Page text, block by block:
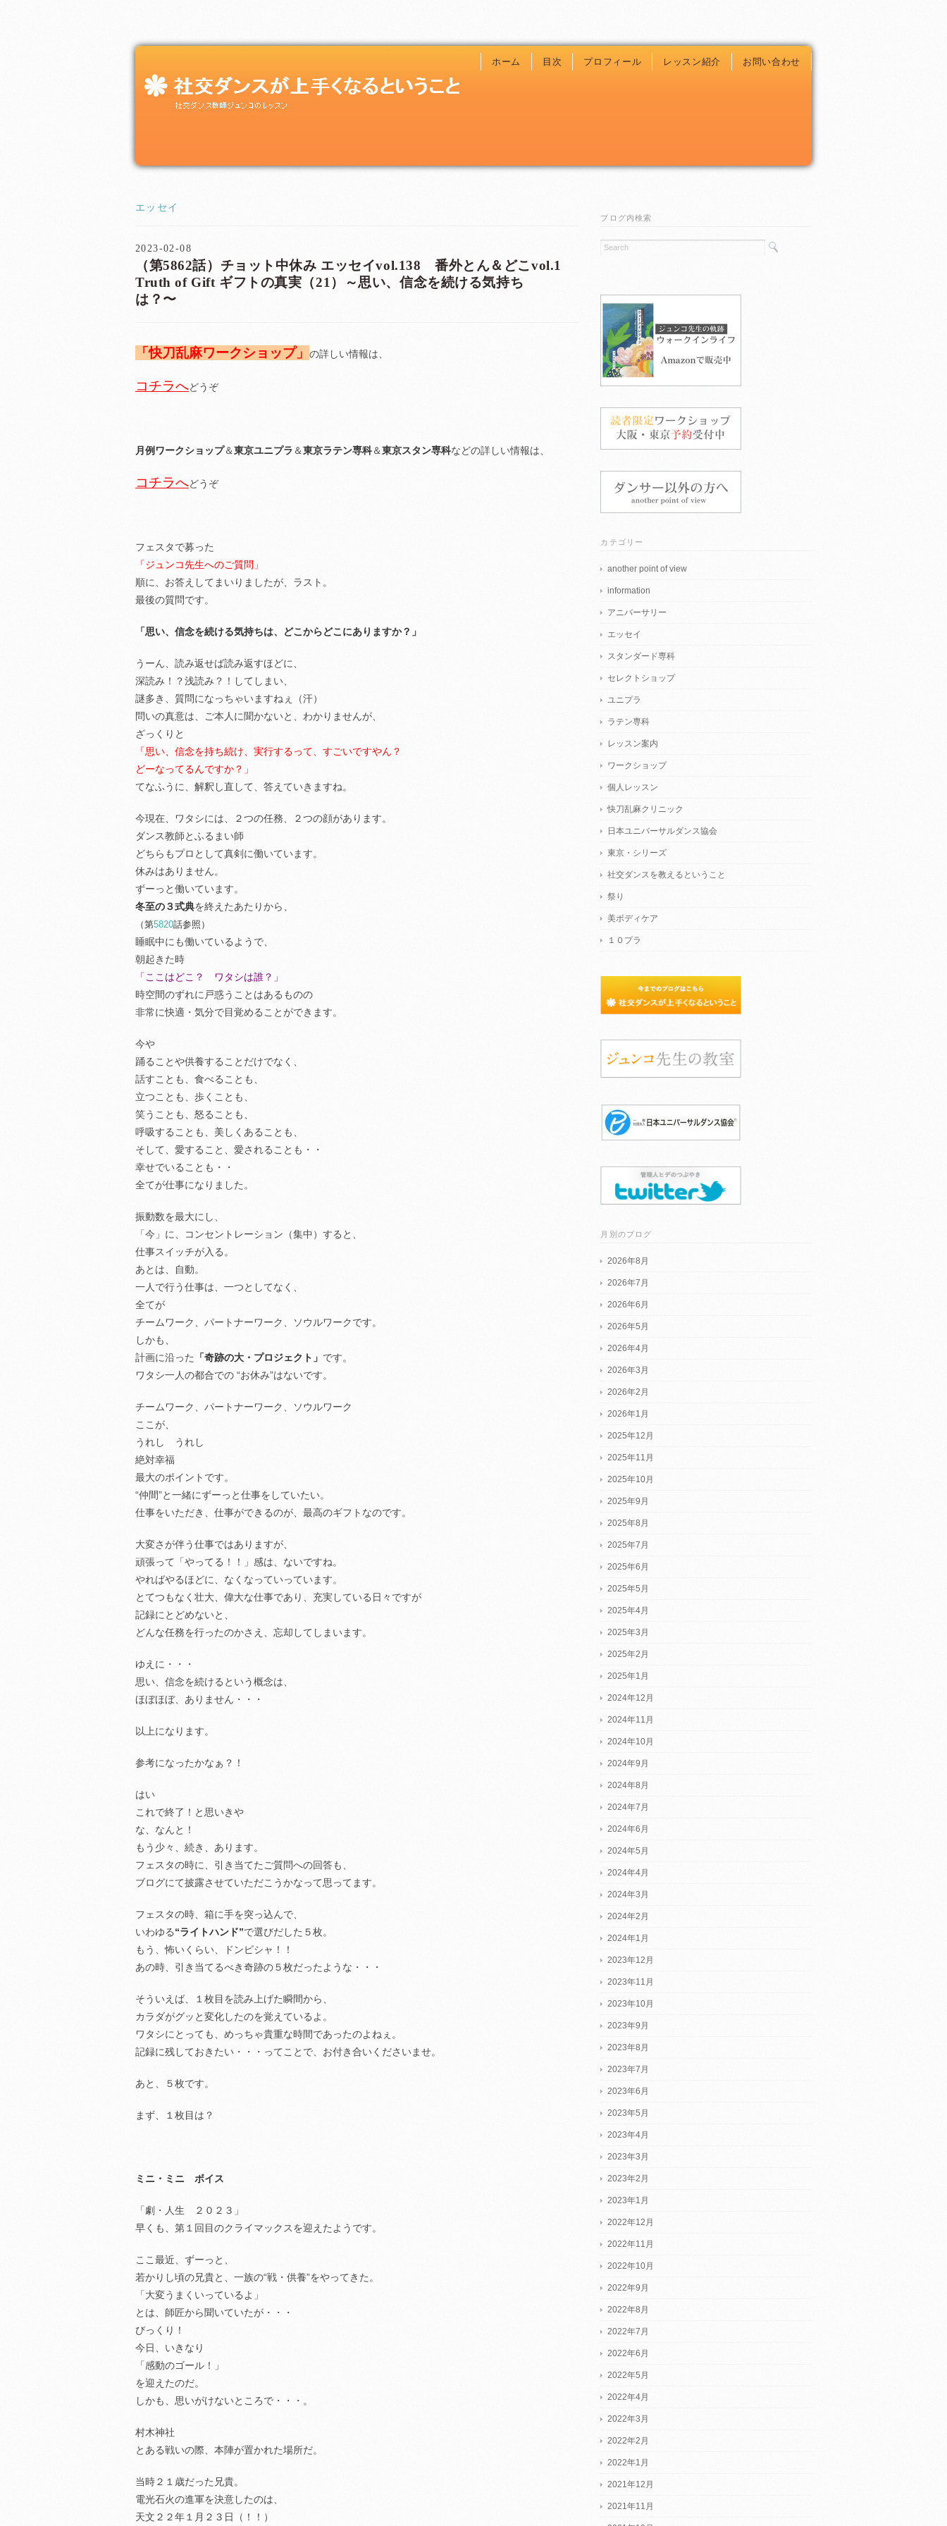
ホーム 目次 プロフィール レッスン紹介 お問い合わせ
エッセイ
2023-02-08
（第5862話）チョット中休み エッセイvol.138 番外とん＆どこvol.1
Truth of Gift ギフトの真実（21）～思い、信念を続ける気持ち
は？〜
「快刀乱麻ワークショップ」 の詳しい情報は、
コチラへどうぞ
月例ワークショップ＆東京ユニプラ ＆東京ラテン専科＆東京スタン専科などの詳しい情報は、
コチラへどうぞ
フェスタで募った
「ジュンコ先生へのご質問」
順に、お答えしてまいりましたが、ラスト。
最後の質問です。
「思い、信念を続ける気持ちは、 どこからどこにありますか？」
うーん、読み返せば読み返すほどに、
深読み！？浅読み？！してしまい、
謎多き、質問になっちゃいますねぇ（汗）
問いの真意は、ご本人に聞かないと、わかりませんが、
ざっくりと
「思い、信念を持ち続け、実行するって、すごいですやん？
どーなってるんですか？」
てなふうに、解釈し直して、答えていきますね。
今現在、ワタシには、２つの任務、２つの顔があります。
ダンス教師とふるまい師
どちらもプロとして真剣に働いています。
休みはありません。
ずーっと働いています。
冬至の３式典を終えたあたりから、
（第5820話参照）
睡眠中にも働いているようで、
朝起きた時
「ここはどこ？ ワタシは誰？」
時空間のずれに戸惑うことはあるものの
非常に快適・気分で目覚めることができます。
今や
踊ることや供養することだけでなく、
話すことも、食べることも、
立つことも、歩くことも、
笑うことも、怒ることも、
呼吸することも、美しくあることも、
そして、愛すること、愛されることも・・
幸せでいることも・・
全てが仕事になりました。
振動数を最大にし、
「今」に、コンセントレーション（集中）すると、
仕事スイッチが入る。
あとは、自動。
一人で行う仕事は、一つとしてなく、
全てが
チームワーク、パートナーワーク、ソウルワークです。
しかも、
計画に沿った
「奇跡の大・プロジェクト」 です。
ワタシ一人の都合での “お休み”はないです。
チームワーク、パートナーワーク、ソウルワーク
ここが、
うれし うれし
絶対幸福
最大のポイントです。
“仲間”と一緒にずーっと仕事をしていたい。
仕事をいただき、仕事ができるのが、最高のギフトなのです。
大変さが伴う仕事ではありますが、
頑張って「やってる！！」感は、ないですね。
やればやるほどに、なくなっていっています。
とてつもなく壮大、偉大な仕事であり、充実している日々ですが
記録にとどめないと、
どんな任務を行ったのかさえ、忘却してしまいます。
ゆえに・・・
思い、信念を続けるという概念は、
ほぼほぼ、ありません・・・
以上になります。
参考になったかなぁ？！
はい
これで終了！と思いきや
な、なんと！
もう少々、続き、あります。
フェスタの時に、引き当てたご質問への回答も、
ブログにて披露させていただこうかなって思ってます。
フェスタの時、箱に手を突っ込んで、
いわゆる“ライトハンド”で選びだした５枚。
もう、怖いくらい、ドンピシャ！！
あの時、引き当てるべき奇跡の５枚だったような・・・
そういえば、１枚目を読み上げた瞬間から、
カラダがグッと変化したのを覚えているよ。
ワタシにとっても、めっちゃ貴重な時間であったのよねぇ。
記録に残しておきたい・・・ってことで、お付き合いくださいませ。
あと、５枚です。
まず、１枚目は？
ミニ・ミニ ボイス
「劇・人生 ２０２３」
早くも、第１回目のクライマックスを迎えたようです。
ここ最近、ずーっと、
若かりし頃の兄貴と、一族の“戦・供養”をやってきた。
「大変うまくいっているよ」
とは、師匠から聞いていたが・・・
びっくり！
今日、いきなり
「感動のゴール！」
を迎えたのだ。
しかも、思いがけないところで・・・。
村木神社
とある戦いの際、本陣が置かれた場所だ。
当時２１歳だった兄貴。
電光石火の進軍を決意したのは、
天文２２年１月２３日（！！）
ブログ内検索
カテゴリー
another point of view
information
アニバーサリー
エッセイ
スタンダード専科
セレクトショップ
ユニプラ
ラテン専科
レッスン案内
ワークショップ
個人レッスン
快刀乱麻クリニック
日本ユニバーサルダンス協会
東京・シリーズ
社交ダンスを教えるということ
祭り
美ボディケア
１０プラ
月別のブログ
2026年8月
2026年7月
2026年6月
2026年5月
2026年4月
2026年3月
2026年2月
2026年1月
2025年12月
2025年11月
2025年10月
2025年9月
2025年8月
2025年7月
2025年6月
2025年5月
2025年4月
2025年3月
2025年2月
2025年1月
2024年12月
2024年11月
2024年10月
2024年9月
2024年8月
2024年7月
2024年6月
2024年5月
2024年4月
2024年3月
2024年2月
2024年1月
2023年12月
2023年11月
2023年10月
2023年9月
2023年8月
2023年7月
2023年6月
2023年5月
2023年4月
2023年3月
2023年2月
2023年1月
2022年12月
2022年11月
2022年10月
2022年9月
2022年8月
2022年7月
2022年6月
2022年5月
2022年4月
2022年3月
2022年2月
2022年1月
2021年12月
2021年11月